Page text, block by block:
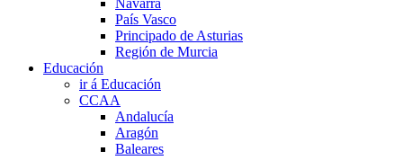
País Vasco
Principado de Asturias
Región de Murcia
Educación
ir á Educación
CCAA
Andalucía
Aragón
Baleares